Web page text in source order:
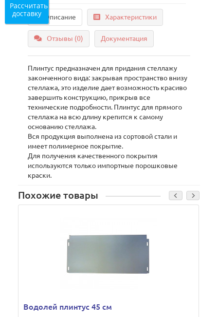
Описание Характеристики
Отзывы (0) Документация
Плинтус предназначен для придания стеллажу
законченного вида: закрывая пространство внизу
стеллажа, это изделие дает возможность красиво
завершить конструкцию, прикрыв все
технические подробности. Плинтус для прямого
стеллажа на всю длину крепится к самому
основанию стеллажа.
Вся продукция выполнена из сортовой стали и
имеет полимерное покрытие.
Для получения качественного покрытия
используются только импортные порошковые
краски.
Похожие товары
Водолей плинтус 45 см
Рассчитать
доставку